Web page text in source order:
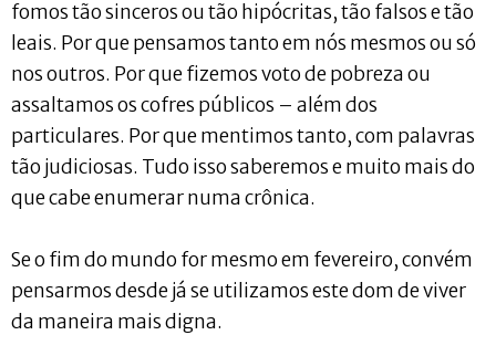
fomos tão sinceros ou tão hipócritas, tão falsos e tão
leais. Por que pensamos tanto em nós mesmos ou só
nos outros. Por que fizemos voto de pobreza ou
assaltamos os cofres públicos – além dos
particulares. Por que mentimos tanto, com palavras
tão judiciosas. Tudo isso saberemos e muito mais do
que cabe enumerar numa crônica.
Se o fim do mundo for mesmo em fevereiro, convém
pensarmos desde já se utilizamos este dom de viver
da maneira mais digna.